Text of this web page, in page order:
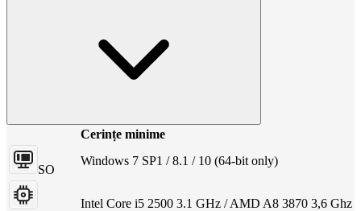
Cerințe minime
SO
Windows 7 SP1 / 8.1 / 10 (64-bit only)
Intel Core i5 2500 3.1 GHz / AMD A8 3870 3,6 Ghz